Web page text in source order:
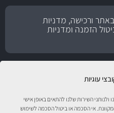
עוגיות
ולנותני השירות שלנו להתאים באופן אישי
אי הסכמה או ביטול הסכמה לשימוש
ורכישה, מדניות
הזמנה ומדניות